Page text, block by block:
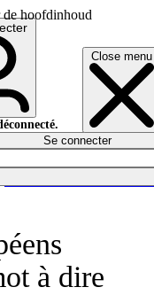
de hoofdinhoud
Close menu
Se connecter
à dire